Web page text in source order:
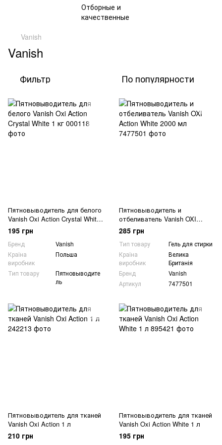
Vanish
Vanish
Фильтр По популярности
Пятновыводитель для белого
Vanish Oxi Action Crystal White
1 кг
195 грн
Бренд
Vanish
Країна
виробник
Польша
Тип товару
Пятновыводите
ль
Пятновыводитель и
отбеливатель Vanish OXI
Action White 2000 мл
285 грн
Тип товару
Гель для стирки
Країна
виробник
Велика
Британія
Бренд
Vanish
Артикул
7477501
Пятновыводитель для тканей
Vanish Oxi Action 1 л
210 грн
Пятновыводитель для тканей
Vanish Oxi Action White 1 л
195 грн